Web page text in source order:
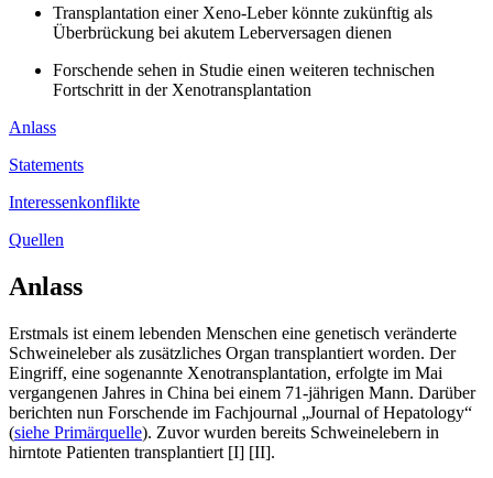
Transplantation einer Xeno-Leber könnte zukünftig als
Überbrückung bei akutem Leberversagen dienen
Forschende sehen in Studie einen weiteren technischen
Fortschritt in der Xenotransplantation
Anlass
Statements
Interessenkonflikte
Quellen
Anlass
Erstmals ist einem lebenden Menschen eine genetisch veränderte
Schweineleber als zusätzliches Organ transplantiert worden. Der
Eingriff, eine sogenannte Xenotransplantation, erfolgte im Mai
vergangenen Jahres in China bei einem 71-jährigen Mann. Darüber
berichten nun Forschende im Fachjournal „Journal of Hepatology“
(siehe Primärquelle). Zuvor wurden bereits Schweinelebern in
hirntote Patienten transplantiert [I] [II].